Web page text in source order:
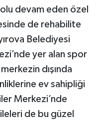
devam eden özel
de rehabilite
Belediyesi
yer alan spor
dışında
ev sahipliği
Merkezi’nde
de bu güzel